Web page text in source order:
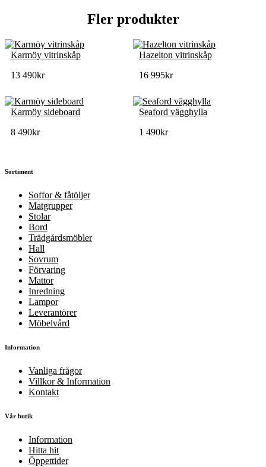
Fler produkter
Karmöy vitrinskåp
13 490kr
Hazelton vitrinskåp
16 995kr
Karmöy sideboard
8 490kr
Seaford vägghylla
1 490kr
Sortiment
Soffor & fåtöljer
Matgrupper
Stolar
Bord
Trädgårdsmöbler
Hall
Sovrum
Förvaring
Mattor
Inredning
Lampor
Leverantörer
Möbelvård
Information
Vanliga frågor
Villkor & Information
Kontakt
Vår butik
Information
Hitta hit
Öppettider